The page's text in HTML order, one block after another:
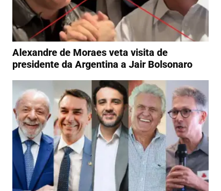
Alexandre de Moraes veta visita de
presidente da Argentina a Jair Bolsonaro